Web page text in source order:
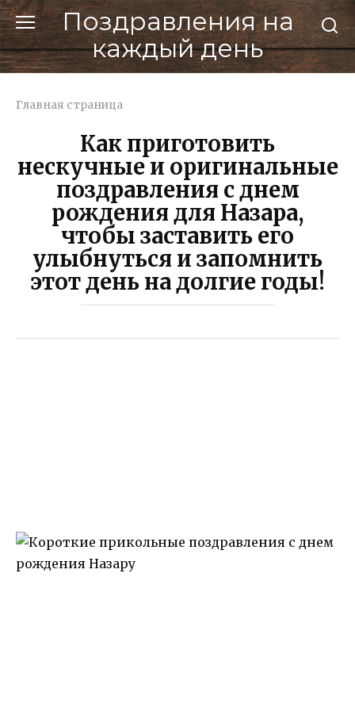
Перейти
к
контенту
Поздравления на
каждый день
Главная страница
Как приготовить
нескучные и оригинальные
поздравления с днем
рождения для Назара,
чтобы заставить его
улыбнуться и запомнить
этот день на долгие годы!